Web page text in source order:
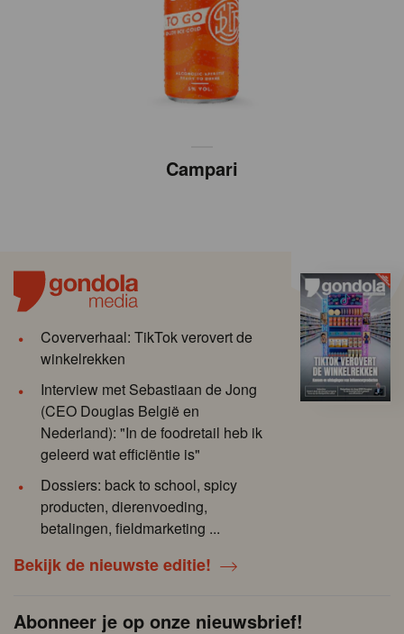
Campari
Coververhaal: TikTok verovert de
winkelrekken
Interview met Sebastiaan de Jong
(CEO Douglas België en
Nederland): "In de foodretail heb ik
geleerd wat efficiëntie is"
Dossiers: back to school, spicy
producten, dierenvoeding,
betalingen, fieldmarketing ...
Bekijk de nieuwste editie!
Abonneer je op onze nieuwsbrief!